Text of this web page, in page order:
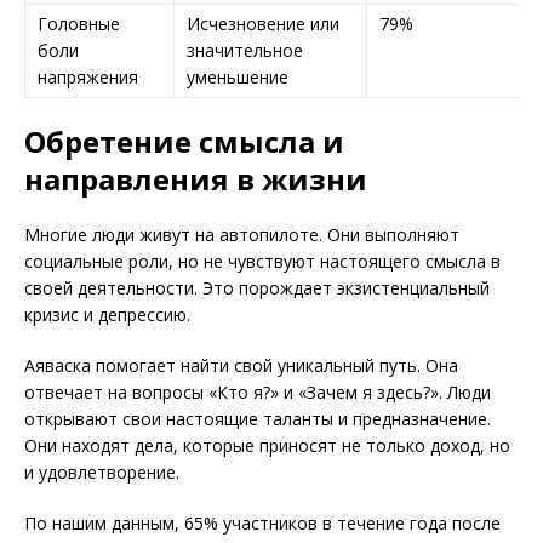
Головные
боли
напряжения
Исчезновение или
значительное
уменьшение
79%
Обретение смысла и
направления в жизни
Многие люди живут на автопилоте. Они выполняют
социальные роли, но не чувствуют настоящего смысла в
своей деятельности. Это порождает экзистенциальный
кризис и депрессию.
Аяваска помогает найти свой уникальный путь. Она
отвечает на вопросы «Кто я?» и «Зачем я здесь?». Люди
открывают свои настоящие таланты и предназначение.
Они находят дела, которые приносят не только доход, но
и удовлетворение.
По нашим данным, 65% участников в течение года после